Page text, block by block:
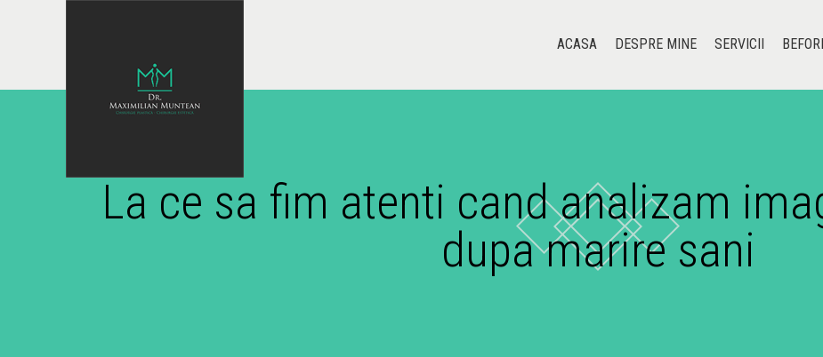
ACASA DESPRE MINE SERVICII
La ce sa fim atenti cand analizam
dupa marire sani